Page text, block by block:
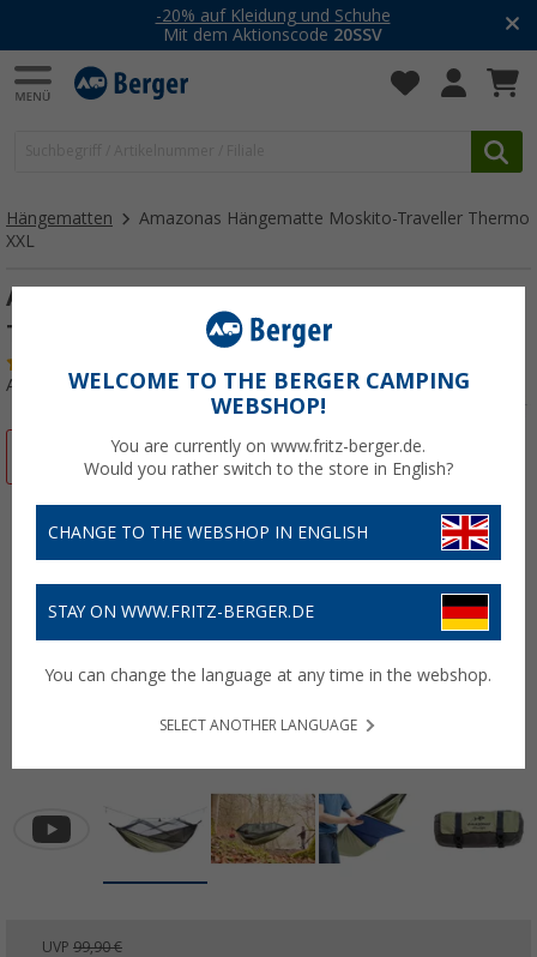
-20% auf Kleidung und Schuhe
Mit dem Aktionscode 20SSV
Hängematten
Amazonas Hängematte Moskito-Traveller Thermo
XXL
Amazonas Hängematte Moskito-Traveller
Thermo
Art.-Nr.: 459423
UVP 99,90 €
WELCOME TO THE BERGER CAMPING
WEBSHOP!
You are currently on www.fritz-berger.de.
Would you rather switch to the store in English?
CHANGE TO THE WEBSHOP IN ENGLISH
STAY ON WWW.FRITZ-BERGER.DE
You can change the language at any time in the webshop.
SELECT ANOTHER LANGUAGE